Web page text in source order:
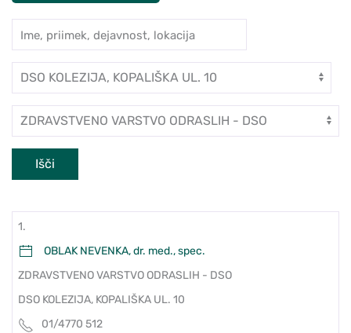
Iskanje po ambulantah in
Ime, priimek, dejavnost, lokacija
Enota
Dejavnost
Išči
1.
OBLAK NEVENKA, dr. med., spec.
ZDRAVSTVENO VARSTVO ODRASLIH - DSO
DSO KOLEZIJA, KOPALIŠKA UL. 10
01/4770 512